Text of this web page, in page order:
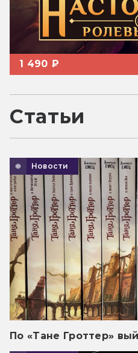
1 490 ₽
Статьи
Новости
По «Тане Гроттер»